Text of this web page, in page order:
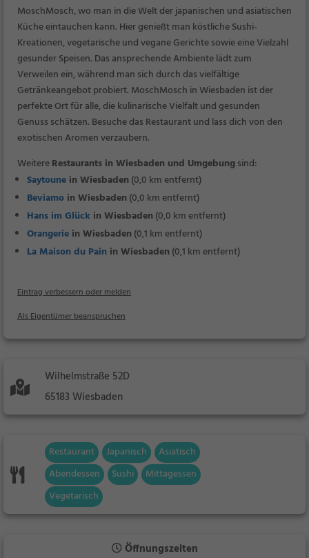
MoschMosch, wo man in die Welt der japanischen und asiatischen
Küche eintauchen kann. Hier genießt man köstliche Sushi-
Kreationen, vegetarische und vegane Gerichte sowie eine Vielzahl
gesunder Speisen. Das ansprechende Ambiente lädt zum
Verweilen ein, während man sich durch das vielfältige
Getränkeangebot probiert. MoschMosch in Wiesbaden ist der
perfekte Ort für alle, die kulinarische Vielfalt und gesunden
Genuss schätzen. Besuche das Restaurant und lass dich von den
exotischen Aromen verzaubern.
WeitereRestaurants in Wiesbaden und Umgebungsind:
Saytoune in Wiesbaden (0,0 km entfernt)
Beviamo in Wiesbaden (0,0 km entfernt)
Hans im Glück in Wiesbaden (0,0 km entfernt)
Orangerie in Wiesbaden (0,1 km entfernt)
La Maison du Pain in Wiesbaden (0,1 km entfernt)
Eintrag verbessern oder melden
Als Eigentümer beanspruchen
Wilhelmstraße 52D
65183 Wiesbaden
Restaurant Japanisch
Asiatisch
Abendessen
Sushi
Mittagessen
Vegetarisch
Öffnungszeiten